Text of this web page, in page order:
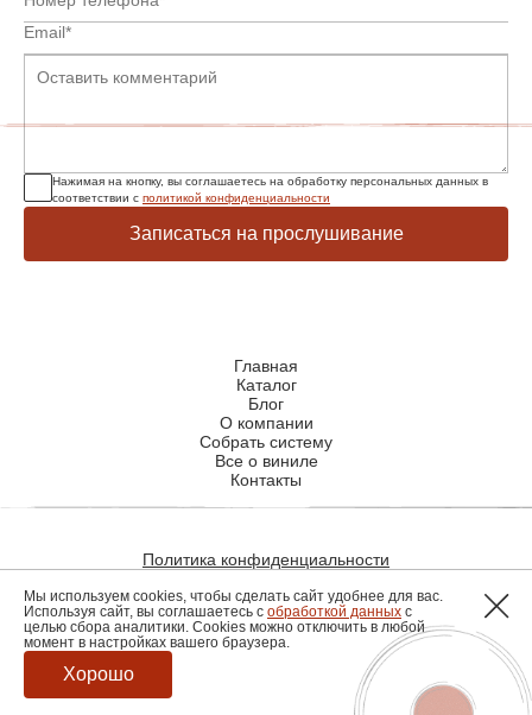
Нажимая на кнопку, вы соглашаетесь на обработку персональных данных в
соответствии с политикой конфиденциальности
Записаться на прослушивание
Главная
Каталог
Блог
О компании
Собрать систему
Все о виниле
Контакты
Политика конфиденциальности
Политика использования файлов cookie
© 2026, hiendmusic.ru. все права защищены
Мы используем cookies, чтобы сделать сайт удобнее для вас.
Используя сайт, вы соглашаетесь с обработкой данных с
целью сбора аналитики. Cookies можно отключить в любой
момент в настройках вашего браузера.
Хорошо